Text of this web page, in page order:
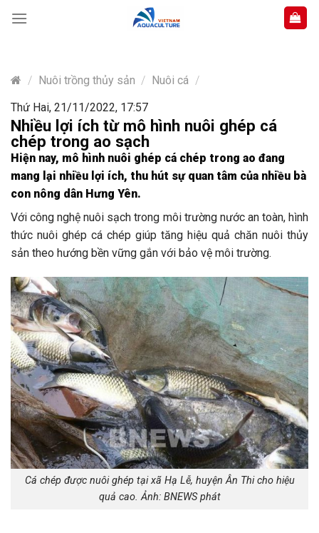
content
/ Nuôi trồng thủy sản / Nuôi cá /
Thứ Hai, 21/11/2022, 17:57
Nhiều lợi ích từ mô hình nuôi ghép cá
chép trong ao sạch
Hiện nay, mô hình nuôi ghép cá chép trong ao đang
mang lại nhiều lợi ích, thu hút sự quan tâm của nhiều bà
con nông dân Hưng Yên.
Với công nghệ nuôi sạch trong môi trường nước an toàn, hình
thức nuôi ghép cá chép giúp tăng hiệu quả chăn nuôi thủy
sản theo hướng bền vững gắn với bảo vệ môi trường.
Cá chép được nuôi ghép tại xã Hạ Lễ, huyện Ân Thi cho hiệu
quả cao. Ảnh: BNEWS phát